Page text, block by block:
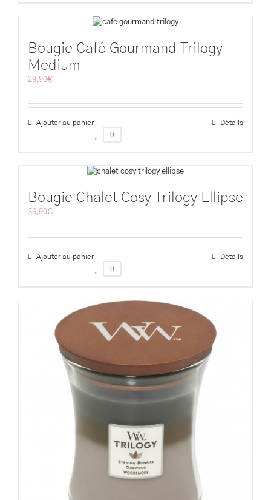
Bougie Café Gourmand Trilogy
Medium
29,90€
Ajouter au panier
Détails
0
Bougie Chalet Cosy Trilogy Ellipse
36,90€
Ajouter au panier
Détails
0